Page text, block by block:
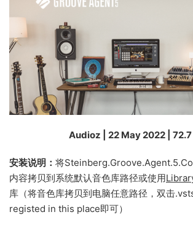
Audioz | 22 May 2022 | 72.7
安装说明： 将
内容拷贝到系统默认音色库路径或使用
库（将音色库拷贝到电脑任意路径，双击
registed in this place即可）